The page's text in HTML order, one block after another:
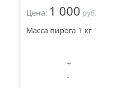
Цена: 1 000 руб.
Масса пирога 1 кг
+
-